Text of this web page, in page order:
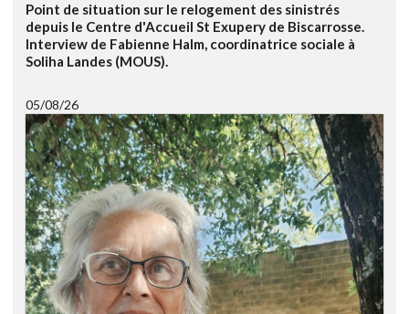
Point de situation sur le relogement des sinistrés
depuis le Centre d'Accueil St Exupery de Biscarrosse.
Interview de Fabienne Halm, coordinatrice sociale à
Soliha Landes (MOUS).
05/08/26